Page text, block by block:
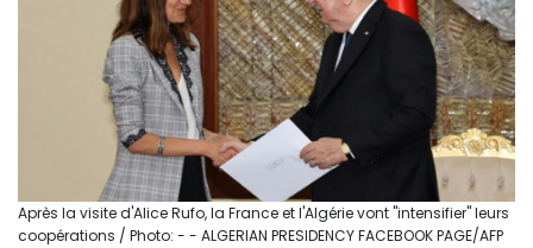
Après la visite d'Alice Rufo, la France et l'Algérie vont "intensifier" leurs
coopérations / Photo: - - ALGERIAN PRESIDENCY FACEBOOK PAGE/AFP